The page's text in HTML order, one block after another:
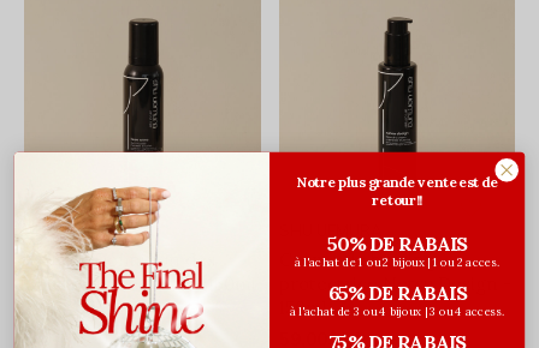
SHU UEMURA
Mousse Définition des
Boucles Kaze Wave - 150ml
59,00$CA
Avant les taxes
Crème de brusing
protectrice Netsu Design -
150ml
59,00$CA
Notre plus grande vente est de
retour!!
50% DE RABAIS
à l'achat de 1 ou 2 bijoux | 1 ou 2 acces.
65% DE RABAIS
à l'achat de 3 ou 4 bijoux | 3 ou 4 access.
75% DE RABAIS